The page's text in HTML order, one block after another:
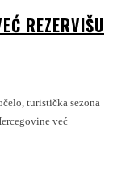
REZERVIŠU
već